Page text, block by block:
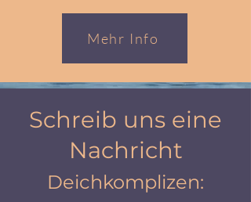
Mehr Info
Schreib uns eine
Nachricht
Deichkomplizen: